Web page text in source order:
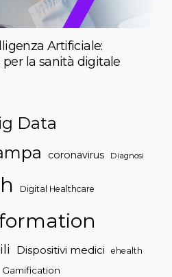
Artificiale:
per la sanità digitale
Data
coronavirus Diagnosi
Digital Healthcare
Dispositivi medici ehealth
Gamification